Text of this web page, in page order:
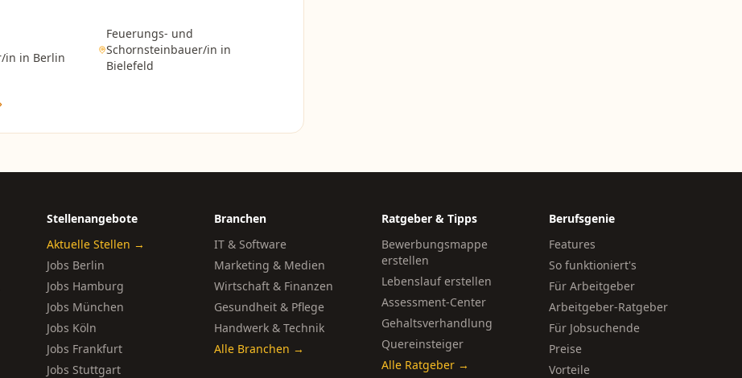
in in Berlin
Feuerungs- und
Schornsteinbauer/in in
Bielefeld
Stellenangebote
Aktuelle Stellen →
Jobs Berlin
Jobs Hamburg
Jobs München
Jobs Köln
Jobs Frankfurt
Jobs Stuttgart
Branchen
IT & Software
Marketing & Medien
Wirtschaft & Finanzen
Gesundheit & Pflege
Handwerk & Technik
Alle Branchen →
Ratgeber & Tipps
Bewerbungsmappe
erstellen
Lebenslauf erstellen
Assessment-Center
Gehaltsverhandlung
Quereinsteiger
Alle Ratgeber →
Berufsgenie
Features
So funktioniert's
Für Arbeitgeber
Arbeitgeber-Ratgeber
Für Jobsuchende
Preise
Vorteile